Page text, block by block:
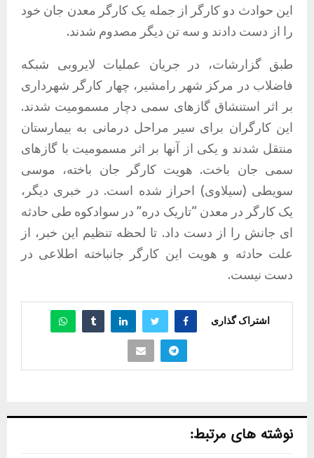
این حوادث دو کارگر از جمله یک کارگر معدن جان خود
را از دست دادند و سه تن دیگر مصدوم شدند.
طبق گزارشات، در جریان عملیات لایروبی شبکه
فاضلاب در مرکز شهر رامشیر، چهار کارگر شهرداری
بر اثر استنشاق گازهای سمی دچار مسمومیت شدند.
این کارگران برای سیر مراحل درمانی به بیمارستان
منتقل شدند و یکی از آنها بر اثر مسمومیت با گازهای
سمی جان باخت. هویت کارگر جان باخته، موسی
سویطی (سیلاوی) احراز شده است. در خبری دیگر،
یک کارگر در معدن “تاریک دره” در سوادکوه طی حادثه
ای جانش را از دست داد. تا لحظه تنظیم این خبر، از
علت حادثه و هویت این کارگر جانباخته اطلاعی در
دست نیست.
اشتراک گذاری
نوشته های مرتبط: